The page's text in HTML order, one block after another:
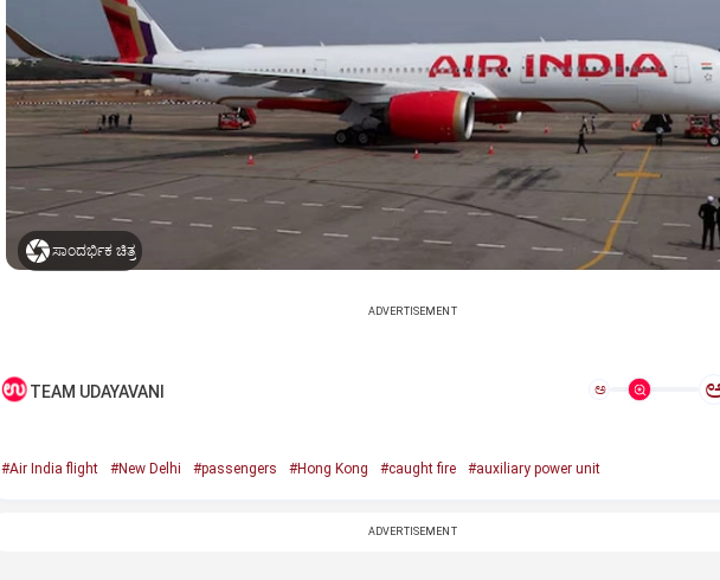
ಸಾಂದರ್ಭಿಕ ಚಿತ್ರ
ADVERTISEMENT
TEAM UDAYAVANI ಅ
#Air India flight #New Delhi #passengers #Hong Kong #caught fire #auxiliary power unit
ADVERTISEMENT